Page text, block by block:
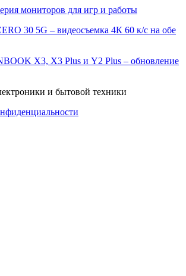
мониторов для игр и работы
30 5G – видеосъемка 4К 60 к/с на обе
X3, X3 Plus и Y2 Plus – обновление
и бытовой техники